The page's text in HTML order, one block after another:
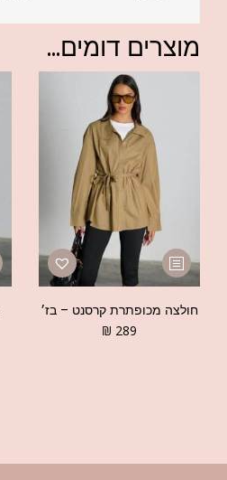
מוצרים דומים...
חולצה מכופתרת קרסנט – בז׳
₪ 289